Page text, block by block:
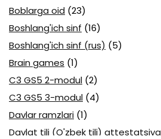
Boblarga oid (23)
Boshlang'ich sinf (16)
Boshlang'ich sinf (rus) (5)
Brain games (1)
C3 GS5 2-modul (2)
C3 GS5 3-modul (4)
Davlar ramzlari (1)
Davlat tili (O'zbek tili) attestatsiya